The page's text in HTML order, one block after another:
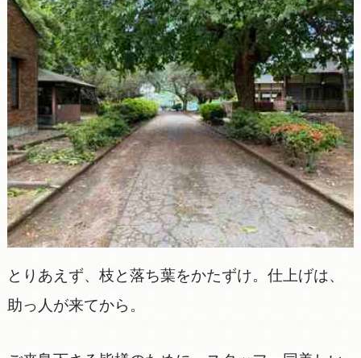
とりあえず、枝と落ち葉をかたずけ。仕上げは、
助っ人が来てから。